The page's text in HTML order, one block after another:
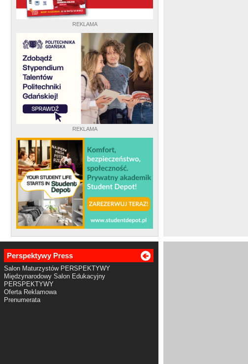
REKLAMA
REKLAMA
Perspektywy Press
Salon Maturzystów PERSPEKTYWY
Międzynarodowy Salon Edukacyjny
PERSPEKTYWY
Oferta Reklamowa
Prenumerata